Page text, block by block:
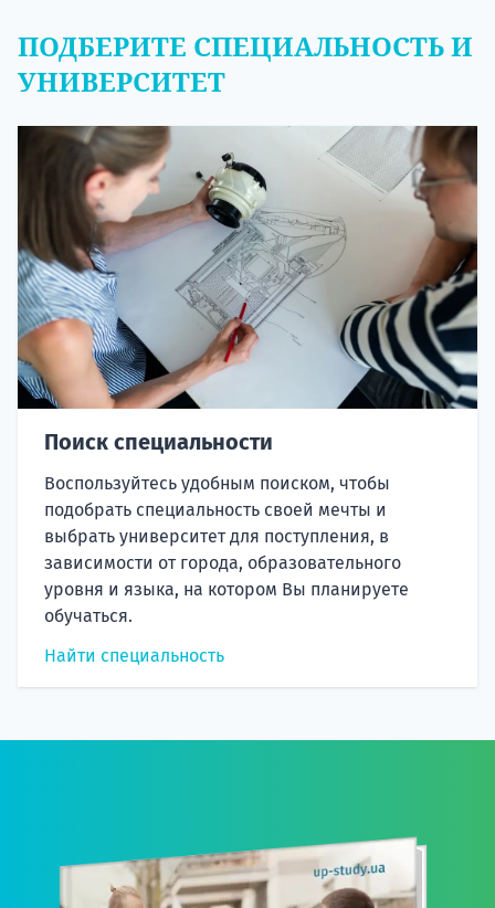
ПОДБЕРИТЕ СПЕЦИАЛЬНОСТЬ И
УНИВЕРСИТЕТ
Поиск специальности
Воспользуйтесь удобным поиском, чтобы
подобрать специальность своей мечты и
выбрать университет для поступления, в
зависимости от города, образовательного
уровня и языка, на котором Вы планируете
обучаться.
Найти специальность